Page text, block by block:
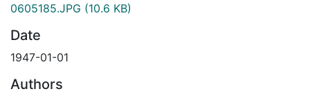
0605185.JPG (10.6 KB)
Date
1947-01-01
Authors